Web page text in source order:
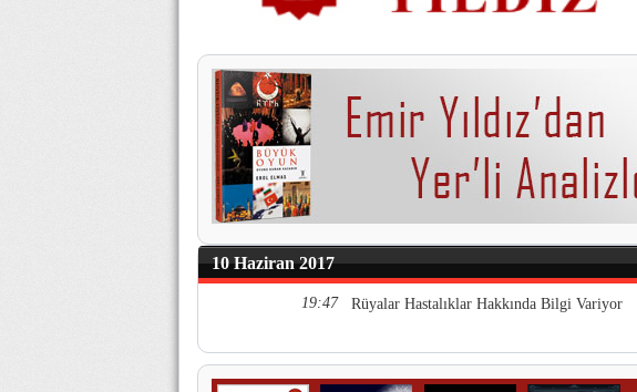
10 Haziran 2017
19:47 Rüyalar Hastalıklar Hakkında Bilgi Variyor